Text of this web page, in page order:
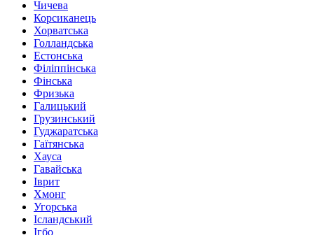
Чичева
Корсиканець
Хорватська
Голландська
Естонська
Філіппінська
Фінська
Фризька
Галицький
Грузинський
Гуджаратська
Гаїтянська
Хауса
Гавайська
Іврит
Хмонг
Угорська
Ісландський
Ігбо